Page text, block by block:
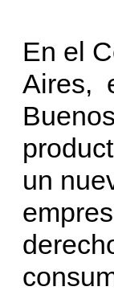
En el
Aires,
un